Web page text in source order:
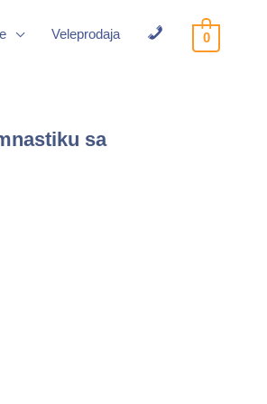
Veleprodaja
0
sa